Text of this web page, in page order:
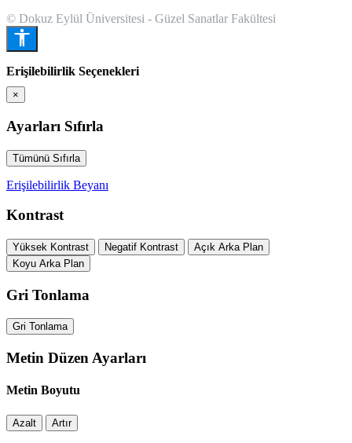
© Dokuz Eylül Üniversitesi - Güzel Sanatlar Fakültesi
Erişilebilirlik Seçenekleri
×
Ayarları Sıfırla
Tümünü Sıfırla
Erişilebilirlik Beyanı
Kontrast
Yüksek Kontrast Negatif Kontrast
Açık Arka Plan
Koyu Arka Plan
Gri Tonlama
Gri Tonlama
Metin Düzen Ayarları
Metin Boyutu
Azalt Artır